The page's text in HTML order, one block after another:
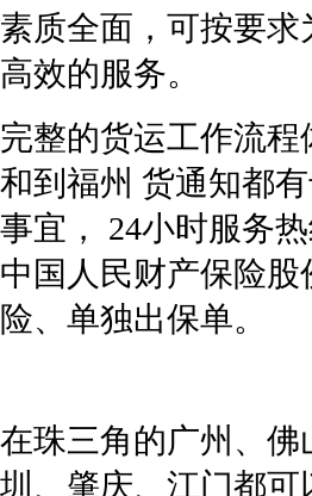
质全面，可按要
效的服务。
整的货运工作流
到福州 货通知都
宜， 24小时服务
国人民财产保险
、单独出保单。
珠三角的广州、
、肇庆、江门都